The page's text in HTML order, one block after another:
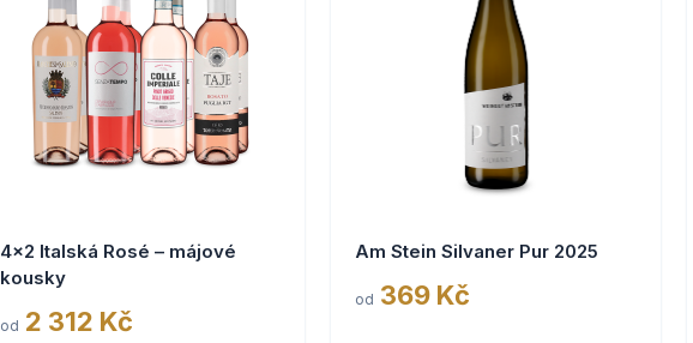
4x2 Italská Rosé – májové
kousky
od 2 312 Kč
Am Stein Silvaner Pur 2025
od 369 Kč